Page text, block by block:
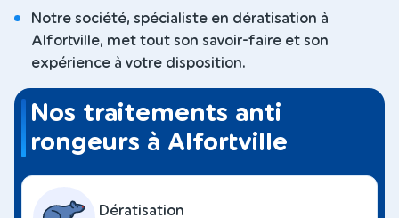
Notre société, spécialiste en dératisation à
Alfortville, met tout son savoir-faire et son
expérience à votre disposition.
Nos traitements anti
rongeurs à Alfortville
Dératisation